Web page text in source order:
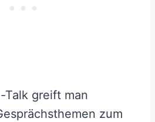
Talk greift man
zum